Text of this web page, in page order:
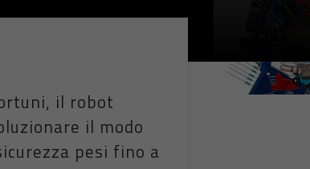
il robot
il modo
pesi fino a